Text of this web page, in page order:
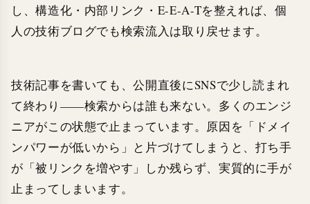
し、構造化・内部リンク・E-E-A-Tを整えれば、個
人の技術ブログでも検索流入は取り戻せます。
技術記事を書いても、公開直後にSNSで少し読まれ
て終わり——検索からは誰も来ない。多くのエンジ
ニアがこの状態で止まっています。原因を「ドメイ
ンパワーが低いから」と片づけてしまうと、打ち手
が「被リンクを増やす」しか残らず、実質的に手が
止まってしまいます。